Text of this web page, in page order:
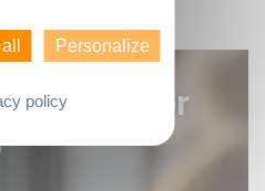
faire gérer
Personalize
policy